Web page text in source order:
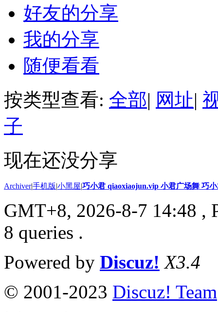
好友的分享
我的分享
随便看看
按类型查看: 全部| 网址|
子
现在还没分享
Archiver|手机版|小黑屋|巧小君 qiaoxiaojun.vip 小君广场舞 巧
GMT+8, 2026-8-7 14:48 ,
8 queries .
Powered by Discuz! X3.4
© 2001-2023 Discuz! Team